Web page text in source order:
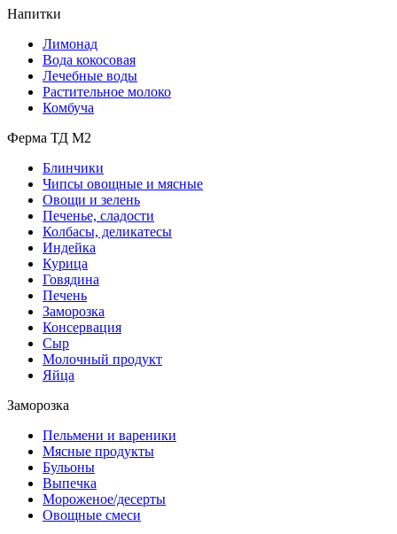
Напитки
Лимонад
Вода кокосовая
Лечебные воды
Растительное молоко
Комбуча
Ферма ТД М2
Блинчики
Чипсы овощные и мясные
Овощи и зелень
Печенье, сладости
Колбасы, деликатесы
Индейка
Курица
Говядина
Печень
Заморозка
Консервация
Сыр
Молочный продукт
Яйца
Заморозка
Пельмени и вареники
Мясные продукты
Бульоны
Выпечка
Мороженое/десерты
Овощные смеси